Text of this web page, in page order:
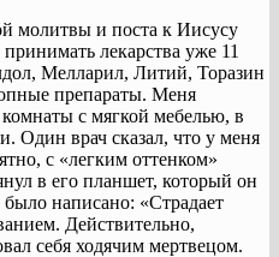
молитвы и поста к Иисусу
лекарства уже 11
Мелларил, Литий, Торазин
препараты. Меня
с мягкой мебелью, в
Один врач сказал, что у меня
с «легким оттенком»
в его планшет, который он
написано: «Страдает
Действительно,
себя ходячим мертвецом.